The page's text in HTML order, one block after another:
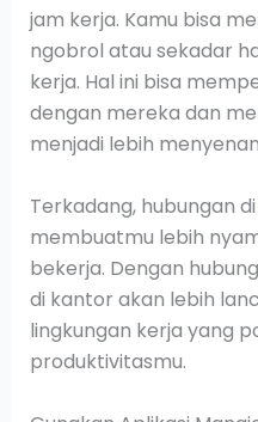
jam kerja. Kamu bisa
ngobrol atau sekadar
kerja. Hal ini bisa
dengan mereka dan
menjadi lebih
Terkadang, hubungan
membuatmu lebih
bekerja. Dengan
di kantor akan lebih
lingkungan kerja yang
produktivitasmu.